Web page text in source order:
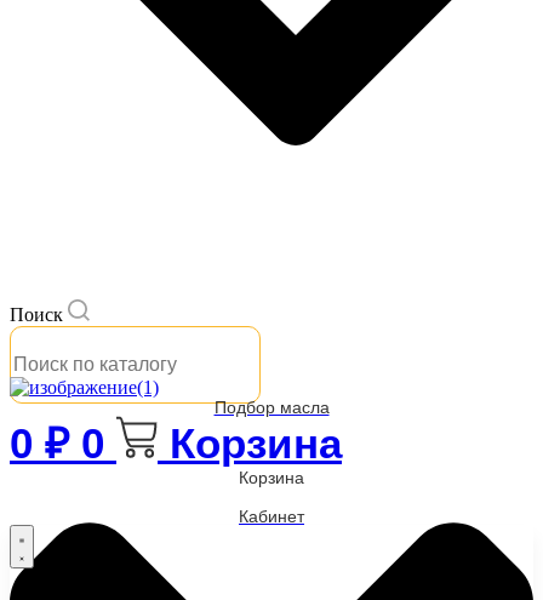
Поиск
Подбор масла
0 ₽ 0 Корзина
Корзина
Кабинет